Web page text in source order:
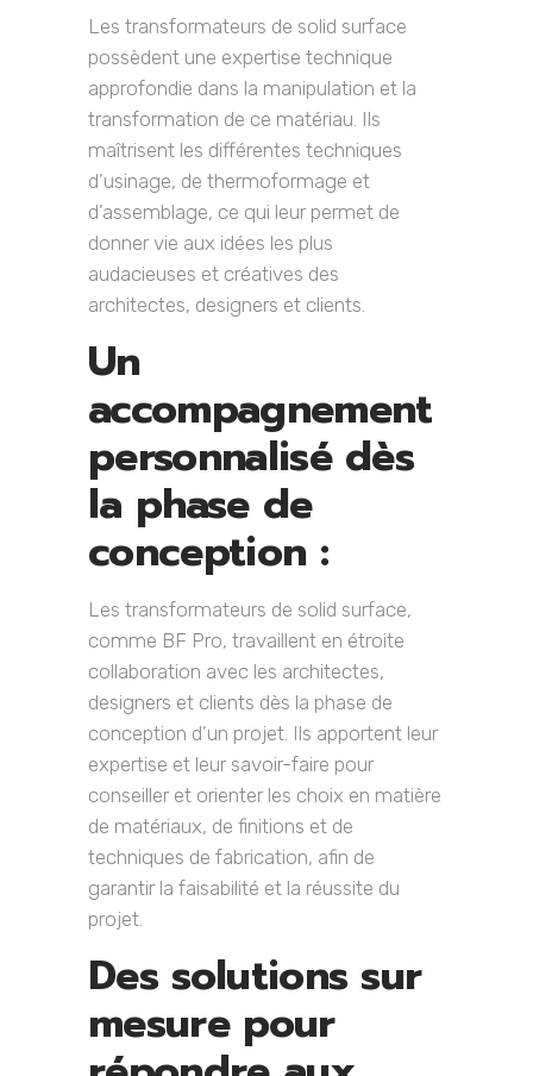
Les transformateurs de solid surface
possèdent une expertise technique
approfondie dans la manipulation et la
transformation de ce matériau. Ils
maîtrisent les différentes techniques
d’usinage, de thermoformage et
d’assemblage, ce qui leur permet de
donner vie aux idées les plus
audacieuses et créatives des
architectes, designers et clients.
Un
accompagnement
personnalisé dès
la phase de
conception :
Les transformateurs de solid surface,
comme BF Pro, travaillent en étroite
collaboration avec les architectes,
designers et clients dès la phase de
conception d’un projet. Ils apportent leur
expertise et leur savoir-faire pour
conseiller et orienter les choix en matière
de matériaux, de finitions et de
techniques de fabrication, afin de
garantir la faisabilité et la réussite du
projet.
Des solutions sur
mesure pour